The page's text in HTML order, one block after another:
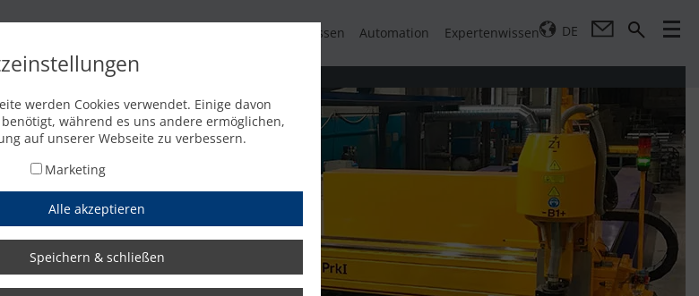
Abkantpressen Automation Expertenwissen DE
werden Cookies verwendet. Einige davon
während es uns andere ermöglichen,
auf unserer Webseite zu verbessern.
Marketing
Alle akzeptieren
Speichern & schließen